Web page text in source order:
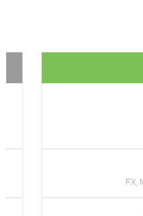
FX, Metals,
Biaya